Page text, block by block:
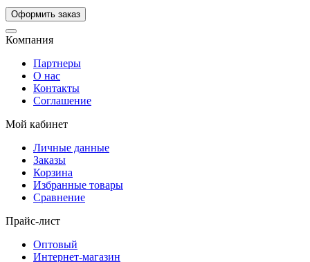
Компания
Партнеры
О нас
Контакты
Соглашение
Мой кабинет
Личные данные
Заказы
Корзина
Избранные товары
Сравнение
Прайс-лист
Оптовый
Интернет-магазин